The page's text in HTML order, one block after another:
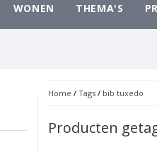
WONEN THEMA'S
Home / Tags/ bib tuxedo
Producten